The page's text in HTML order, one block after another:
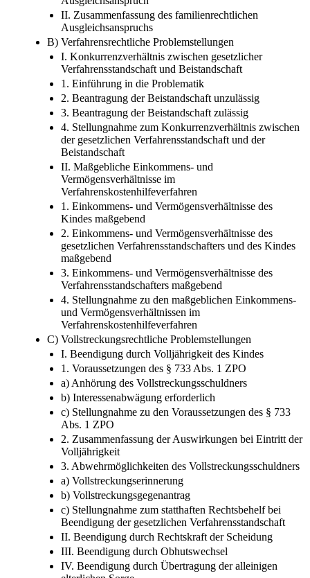
II. Zusammenfassung des familienrechtlichen
Ausgleichsanspruchs
B) Verfahrensrechtliche Problemstellungen
I. Konkurrenzverhältnis zwischen gesetzlicher
Verfahrensstandschaft und Beistandschaft
1. Einführung in die Problematik
2. Beantragung der Beistandschaft unzulässig
3. Beantragung der Beistandschaft zulässig
4. Stellungnahme zum Konkurrenzverhältnis zwischen
der gesetzlichen Verfahrensstandschaft und der
Beistandschaft
II. Maßgebliche Einkommens- und
Vermögensverhältnisse im
Verfahrenskostenhilfeverfahren
1. Einkommens- und Vermögensverhältnisse des
Kindes maßgebend
2. Einkommens- und Vermögensverhältnisse des
gesetzlichen Verfahrensstandschafters und des Kindes
maßgebend
3. Einkommens- und Vermögensverhältnisse des
Verfahrensstandschafters maßgebend
4. Stellungnahme zu den maßgeblichen Einkommens-
und Vermögensverhältnissen im
Verfahrenskostenhilfeverfahren
C) Vollstreckungsrechtliche Problemstellungen
I. Beendigung durch Volljährigkeit des Kindes
1. Voraussetzungen des § 733 Abs. 1 ZPO
a) Anhörung des Vollstreckungsschuldners
b) Interessenabwägung erforderlich
c) Stellungnahme zu den Voraussetzungen des § 733
Abs. 1 ZPO
2. Zusammenfassung der Auswirkungen bei Eintritt der
Volljährigkeit
3. Abwehrmöglichkeiten des Vollstreckungsschuldners
a) Vollstreckungserinnerung
b) Vollstreckungsgegenantrag
c) Stellungnahme zum statthaften Rechtsbehelf bei
Beendigung der gesetzlichen Verfahrensstandschaft
II. Beendigung durch Rechtskraft der Scheidung
III. Beendigung durch Obhutswechsel
IV. Beendigung durch Übertragung der alleinigen